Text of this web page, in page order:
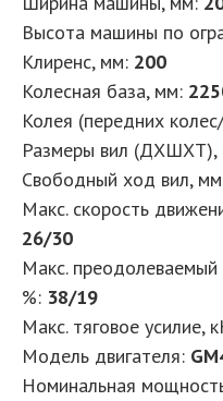
Высота машины по
Клиренс, мм: 200
Колесная база, мм:
Колея (передних
Размеры вил (ДXШXТ),
Свободный ход вил,
Макс. скорость
26/30
Макс. преодолеваемый
%: 38/19
Макс. тяговое усилие,
Модель двигателя:
Номинальная